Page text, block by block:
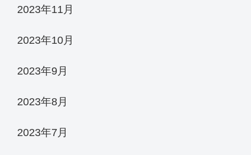
2023年11月
2023年10月
2023年9月
2023年8月
2023年7月